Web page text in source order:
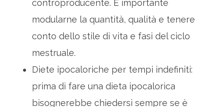
controproducente. È importante
modularne la quantità, qualità e tenere
conto dello stile di vita e fasi del ciclo
mestruale.
Diete ipocaloriche per tempi indefiniti:
prima di fare una dieta ipocalorica
bisognerebbe chiedersi sempre se è